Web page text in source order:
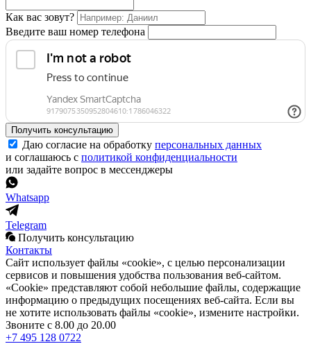
Как вас зовут?
Введите ваш номер телефона
Получить консультацию
Даю согласие на обработку персональных данных
и соглашаюсь с политикой конфиденциальности
или задайте вопрос в мессенджеры
Whatsapp
Telegram
Получить консультацию
Контакты
Сайт использует файлы «cookie», с целью персонализации
сервисов и повышения удобства пользования веб-сайтом.
«Cookie» представляют собой небольшие файлы, содержащие
информацию о предыдущих посещениях веб-сайта. Если вы
не хотите использовать файлы «cookie», измените настройки.
Звоните с 8.00 до 20.00
+7 495 128 0722